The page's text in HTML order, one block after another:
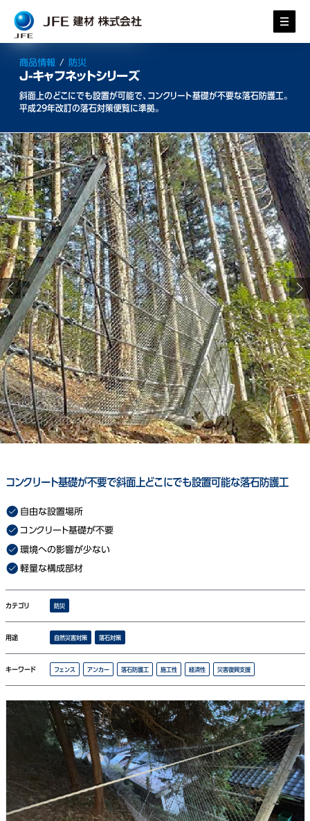
商品情報 / 防災
J-キャフネットシリーズ
斜面上のどこにでも設置が可能で、コンクリート基礎が不要な落石防護工。
平成29年改訂の落石対策便覧に準拠。
コンクリート基礎が不要で斜面上どこにでも設置可能な落石防護工
自由な設置場所
コンクリート基礎が不要
環境への影響が少ない
軽量な構成部材
カテゴリ 防災
用途 自然災害対策 落石対策
キーワード フェンス アンカー 落石防護工 施工性 経済性 災害復興支援